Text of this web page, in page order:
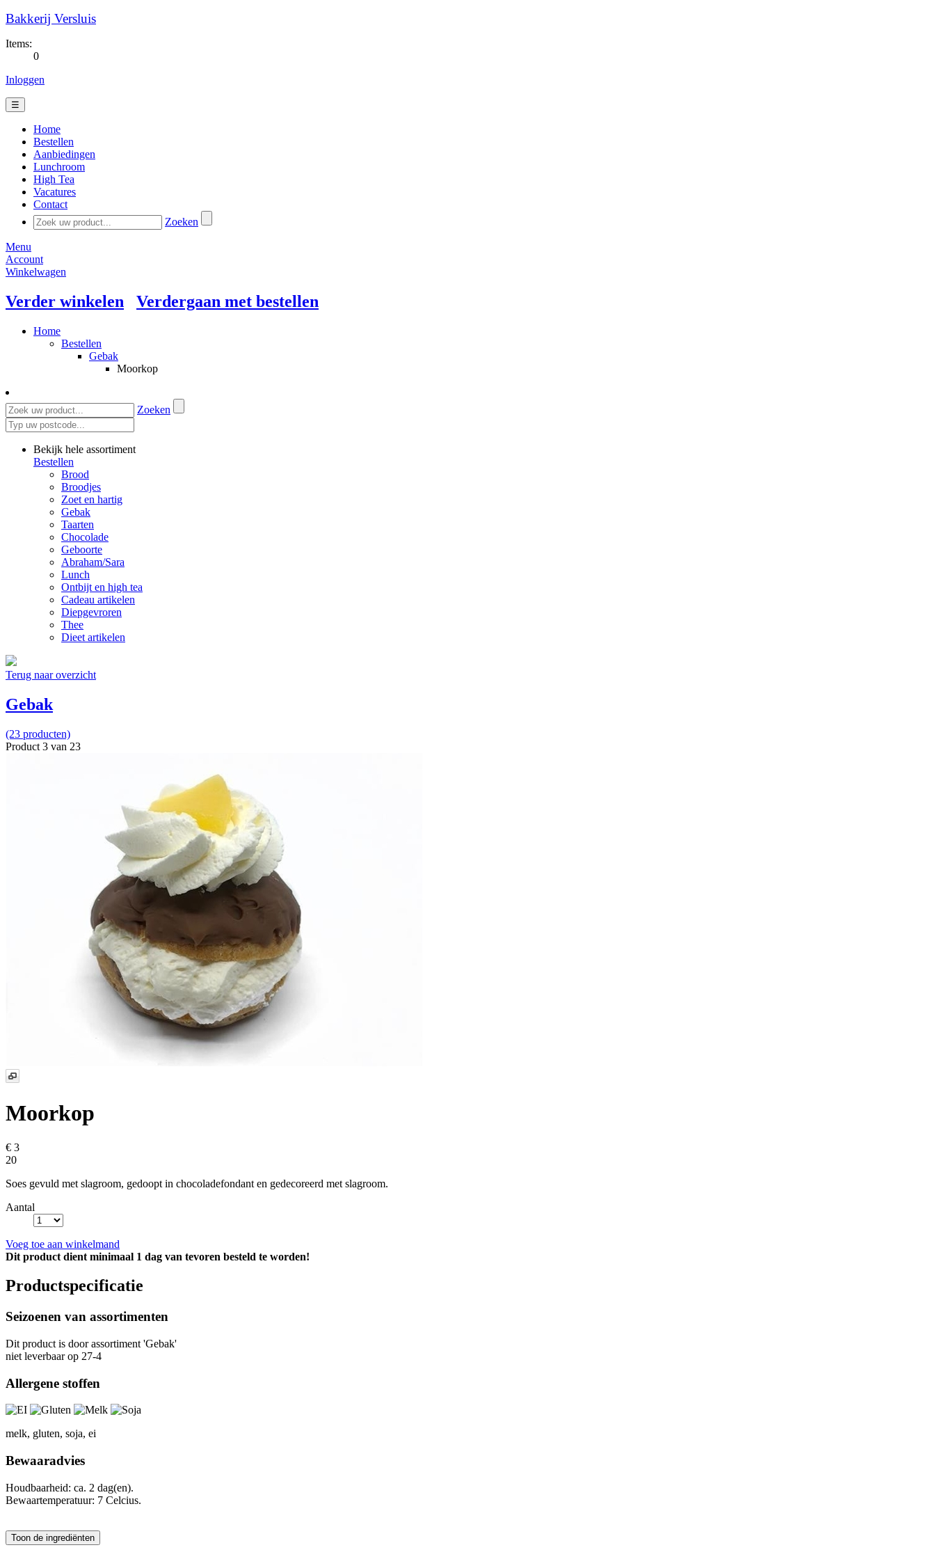
Bakkerij Versluis
Items:
0
Inloggen
☰
Home
Bestellen
Aanbiedingen
Lunchroom
High Tea
Vacatures
Contact
Zoeken
Menu
Account
Winkelwagen
Verder winkelen Verdergaan met bestellen
Home
Bestellen
Gebak
Moorkop
Zoeken
Bekijk hele assortiment
Bestellen
Brood
Broodjes
Zoet en hartig
Gebak
Taarten
Chocolade
Geboorte
Abraham/Sara
Lunch
Ontbijt en high tea
Cadeau artikelen
Diepgevroren
Thee
Dieet artikelen
Terug naar overzicht
Gebak
(23 producten)
Product 3 van 23
Moorkop
€ 3
20
Soes gevuld met slagroom, gedoopt in chocoladefondant en gedecoreerd met slagroom.
Aantal
Voeg toe aan winkelmand
Dit product dient minimaal 1 dag van tevoren besteld te worden!
Productspecificatie
Seizoenen van assortimenten
Dit product is door assortiment 'Gebak'
niet leverbaar op 27-4
Allergene stoffen
melk, gluten, soja, ei
Bewaaradvies
Houdbaarheid: ca. 2 dag(en).
Bewaartemperatuur: 7 Celcius.